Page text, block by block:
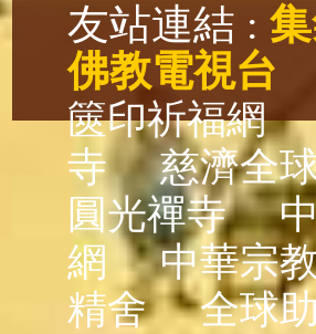
友站連結 :
佛教電視台
篋印祈福網
寺
慈濟全
圓光禪寺
網
中華宗
精舍
全球